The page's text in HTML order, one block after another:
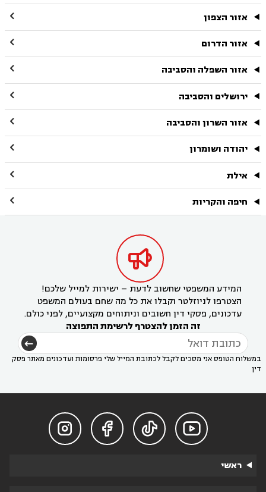
אזור הצפון 
אזור הדרום 
אזור השפלה והסביבה 
ירושלים והסביבה 
אזור השרון והסביבה 
יהודה ושומרון 
אילת 
חיפה והקריות 

המידע המשפטי שחשוב לדעת – ישירות למייל שלכם!
הצטרפו לניוזלטר וקבלו את כל מה שחם בעולם המשפט
עדכונים, פסקי דין חשובים וניתוחים מקצועיים, לפני כולם.
זה הזמן להצטרף לרשימת התפוצה
במשלוח הטופס אני מסכים לקבל לכתובת המייל שלי פרסומות ועדכונים מאתר פסק
דין




ראשי